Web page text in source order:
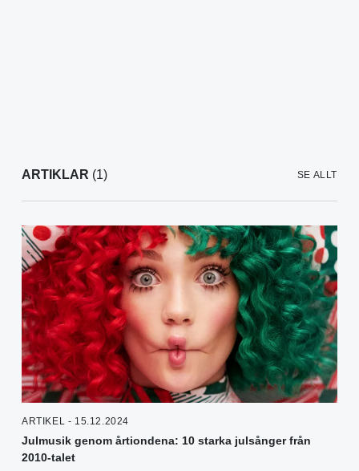
ARTIKLAR (1) SE ALLT
ARTIKEL - 15.12.2024
Julmusik genom årtiondena: 10 starka julsånger från
2010-talet